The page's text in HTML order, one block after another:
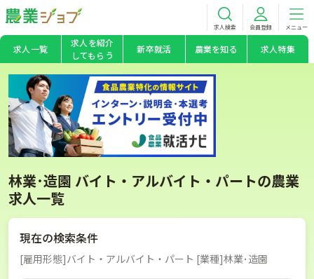
求人検索 会員登録 メニュー
求人一覧
求人を紹介
してもらう
新卒就活 農業を知る 求人特集
林業･造園 バイト・アルバイト・パートの農業
求人一覧
現在の検索条件
[雇用形態]バイト・アルバイト・パート [業種]林業･造園